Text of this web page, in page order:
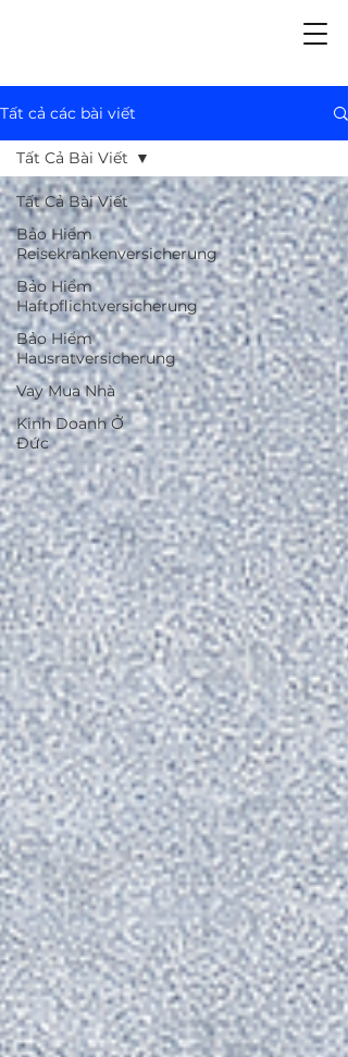
Tất cả các bài viết
Tất Cả Bài Viết
Bảo Hiểm
Reisekrankenversicherung
Bảo Hiểm
Haftpflichtversicherung
Bảo Hiểm
Hausratversicherung
Vay Mua Nhà
Kinh Doanh Ở
Đức
Tất Cả Bài Viết